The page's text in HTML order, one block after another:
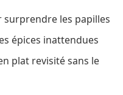
surprendre les papilles
épices inattendues
plat revisité sans le